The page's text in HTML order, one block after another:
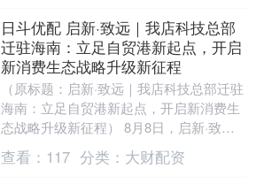
日斗优配 启新·致远｜我店科技总部
迁驻海南：立足自贸港新起点，开启
新消费生态战略升级新征程
（原标题：启新·致远｜我店科技总部迁驻
海南：立足自贸港新起点，开启新消费生
态战略升级新征程） 8月8日，启新·致远
2025我店科技战略发布暨全域培训大会在
海南....
查看： 117 分类： 大财配资